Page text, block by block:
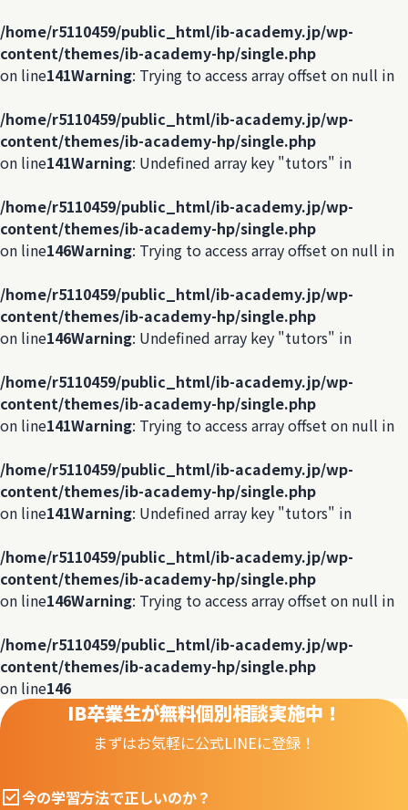
/home/r5110459/public_html/ib-academy.jp/wp-
content/themes/ib-academy-hp/single.php
on line141Warning: Trying to access array offset on null in
/home/r5110459/public_html/ib-academy.jp/wp-
content/themes/ib-academy-hp/single.php
on line141Warning: Undefined array key "tutors" in
/home/r5110459/public_html/ib-academy.jp/wp-
content/themes/ib-academy-hp/single.php
on line146Warning: Trying to access array offset on null in
/home/r5110459/public_html/ib-academy.jp/wp-
content/themes/ib-academy-hp/single.php
on line146Warning: Undefined array key "tutors" in
/home/r5110459/public_html/ib-academy.jp/wp-
content/themes/ib-academy-hp/single.php
on line141Warning: Trying to access array offset on null in
/home/r5110459/public_html/ib-academy.jp/wp-
content/themes/ib-academy-hp/single.php
on line141Warning: Undefined array key "tutors" in
/home/r5110459/public_html/ib-academy.jp/wp-
content/themes/ib-academy-hp/single.php
on line146Warning: Trying to access array offset on null in
/home/r5110459/public_html/ib-academy.jp/wp-
content/themes/ib-academy-hp/single.php
on line146
IB卒業生が無料個別相談実施中！
まずはお気軽に公式LINEに登録！
今の学習方法で正しいのか？